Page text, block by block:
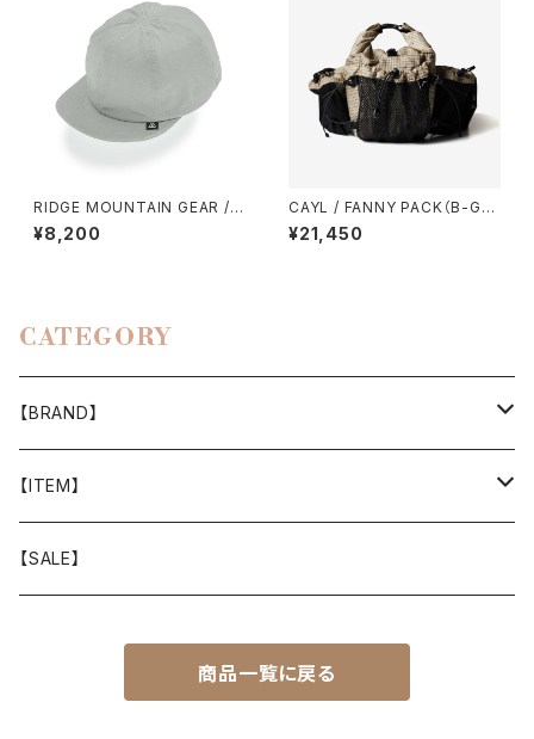
RIDGE MOUNTAIN GEAR / B
ASIC CAP（NT）EXTRA
¥8,200
CAYL / FANNY PACK（B-GRI
D）
¥21,450
CATEGORY
【BRAND】
山と道
T-SHIRT
迷迭香
【ITEM】
WEAR
【SALE】
商品一覧に戻る